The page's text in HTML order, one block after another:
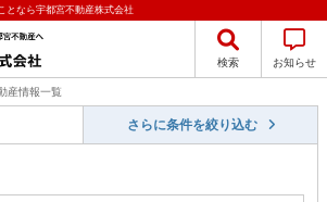
となら宇都宮不動産株式会社
検索 お知らせ
産情報一覧
さらに条件を絞り込む